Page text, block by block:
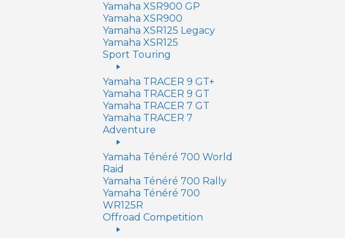
Yamaha XSR900 GP
Yamaha XSR900
Yamaha XSR125 Legacy
Yamaha XSR125
Sport Touring
Yamaha TRACER 9 GT+
Yamaha TRACER 9 GT
Yamaha TRACER 7 GT
Yamaha TRACER 7
Adventure
Yamaha Ténéré 700 World
Raid
Yamaha Ténéré 700 Rally
Yamaha Ténéré 700
WR125R
Offroad Competition